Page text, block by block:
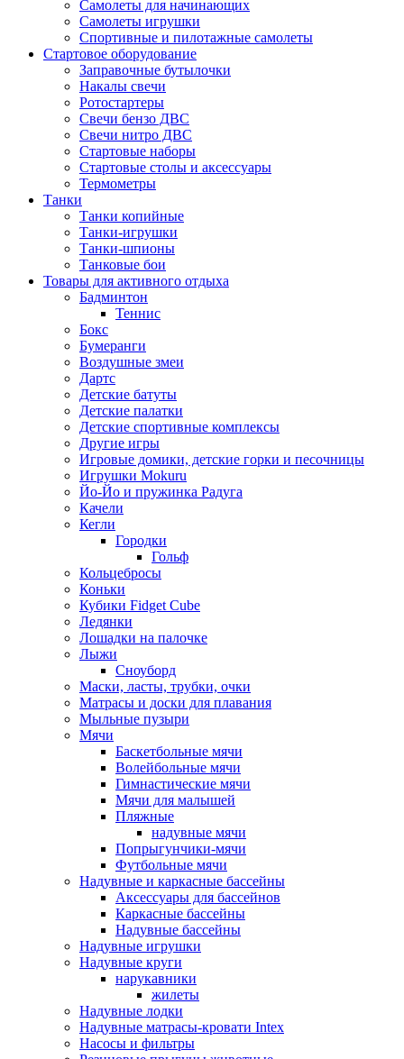
Самолеты для начинающих
Самолеты игрушки
Спортивные и пилотажные самолеты
Стартовое оборудование
Заправочные бутылочки
Накалы свечи
Ротостартеры
Свечи бензо ДВС
Свечи нитро ДВС
Стартовые наборы
Стартовые столы и аксессуары
Термометры
Танки
Танки копийные
Танки-игрушки
Танки-шпионы
Танковые бои
Товары для активного отдыха
Бадминтон
Теннис
Бокс
Бумеранги
Воздушные змеи
Дартс
Детские батуты
Детские палатки
Детские спортивные комплексы
Другие игры
Игровые домики, детские горки и песочницы
Игрушки Mokuru
Йо-Йо и пружинка Радуга
Качели
Кегли
Городки
Гольф
Кольцебросы
Коньки
Кубики Fidget Cube
Ледянки
Лошадки на палочке
Лыжи
Сноуборд
Маски, ласты, трубки, очки
Матрасы и доски для плавания
Мыльные пузыри
Мячи
Баскетбольные мячи
Волейбольные мячи
Гимнастические мячи
Мячи для малышей
Пляжные
надувные мячи
Попрыгунчики-мячи
Футбольные мячи
Надувные и каркасные бассейны
Аксессуары для бассейнов
Каркасные бассейны
Надувные бассейны
Надувные игрушки
Надувные круги
нарукавники
жилеты
Надувные лодки
Надувные матрасы-кровати Intex
Насосы и фильтры